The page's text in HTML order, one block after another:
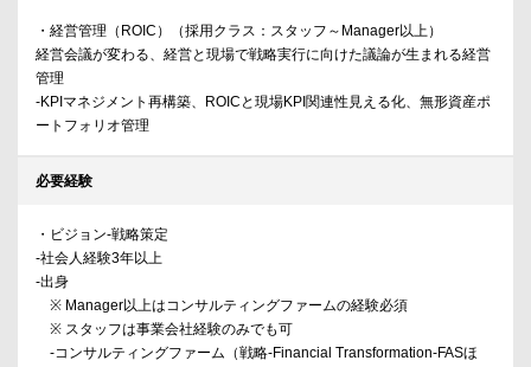
・経営管理（ROIC）（採用クラス：スタッフ～Manager以上）
経営会議が変わる、経営と現場で戦略実行に向けた議論が生まれる経営
管理
-KPIマネジメント再構築、ROICと現場KPI関連性見える化、無形資産ポ
ートフォリオ管理
必要経験
・ビジョン-戦略策定
-社会人経験3年以上
-出身
※ Manager以上はコンサルティングファームの経験必須
※ スタッフは事業会社経験のみでも可
-コンサルティングファーム（戦略-Financial Transformation-FASほ